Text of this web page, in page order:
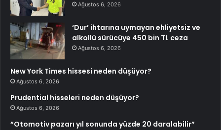
Ağustos 6, 2026
‘Dur’ ihtarına uymayan ehliyetsiz ve
alkollü sürücüye 450 bin TL ceza
Ağustos 6, 2026
New York Times hissesi neden düşüyor?
Ağustos 6, 2026
Prudential hisseleri neden düşüyor?
Ağustos 6, 2026
“Otomotiv pazarı yıl sonunda yüzde 20 daralabilir”